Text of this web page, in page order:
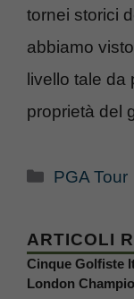
tornei storici
abbiamo
livello tale da
proprietà del
Categorie
PGA Tour
ARTICOLI
Cinque Golfiste
London